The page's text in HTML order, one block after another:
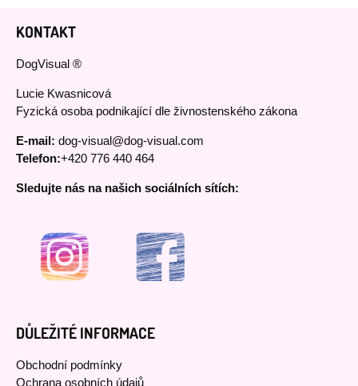
KONTAKT
DogVisual ®
Lucie Kwasnicová
Fyzická osoba podnikající dle živnostenského zákona
E-mail: dog-visual@dog-visual.com
Telefon:+420 776 440 464
Sledujte nás na našich sociálních sítích:
DŮLEŽITÉ INFORMACE
Obchodní podmínky
Ochrana osobních údajů